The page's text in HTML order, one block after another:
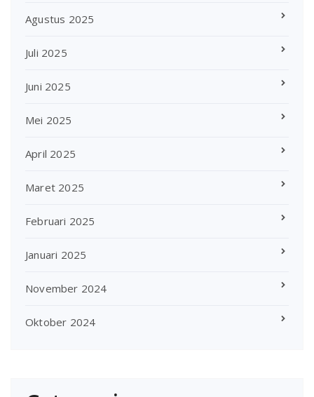
Agustus 2025
Juli 2025
Juni 2025
Mei 2025
April 2025
Maret 2025
Februari 2025
Januari 2025
November 2024
Oktober 2024